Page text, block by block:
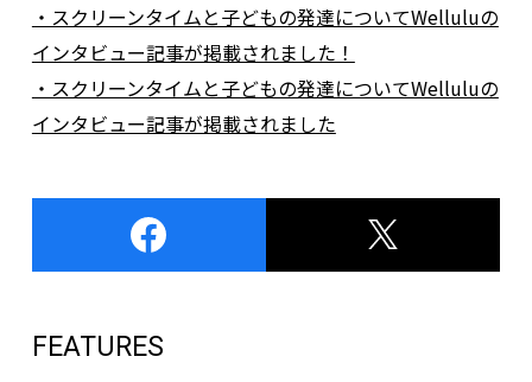
・スクリーンタイムと子どもの発達についてWelluluの
インタビュー記事が掲載されました！
・スクリーンタイムと子どもの発達についてWelluluの
インタビュー記事が掲載されました
FEATURES